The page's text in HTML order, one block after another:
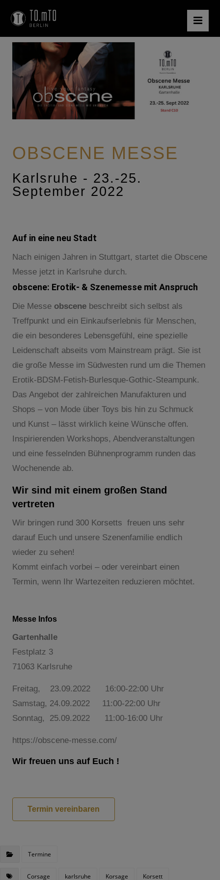
OBSCENE MESSE
Karlsruhe - 23.-25.
September 2022
Auf in eine neu Stadt
Nach einigen Jahren in Stuttgart, startet die Obscene
Messe jetzt in Karlsruhe durch.
obscene: Erotik- & Szenemesse mit Anspruch
Die Messe obscene beschreibt sich selbst als
Treffpunkt und ein Einkaufserlebnis für Menschen,
die ein besonderes Lebensgefühl, eine spezielle
Leidenschaft abseits vom Mainstream prägt. Sie ist
die große Messe im Südwesten rund um die Themen
Erotik-BDSM-Fetish-Burlesque-Gothic-Steampunk.
Das Angebot der zahlreichen Manufakturen und
Shops – von Mode über Toys bis hin zu Schmuck
und Kunst – lässt wirklich keine Wünsche offen.
Inspirierenden Workshops, Abendveranstaltungen
und eine fesselnden Bühnenprogramm runden das
Wochenende ab.
Wir sind mit einem großen Stand
vertreten
Wir bringen rund 300 Korsetts freuen uns sehr
darauf Euch und unsere Szenenfamilie endlich
wieder zu sehen!
Kommt einfach vorbei – oder vereinbart einen
Termin, wenn Ihr Wartezeiten reduzieren möchtet.
Messe Infos
Gartenhalle
Festplatz 3
71063 Karlsruhe
Freitag, 23.09.2022 16:00-22:00 Uhr
Samstag, 24.09.2022 11:00-22:00 Uhr
Sonntag, 25.09.2022 11:00-16:00 Uhr
https://obscene-messe.com/
Wir freuen uns auf Euch !
Termin vereinbaren
Termine
Corsage karlsruhe Korsage Korsett